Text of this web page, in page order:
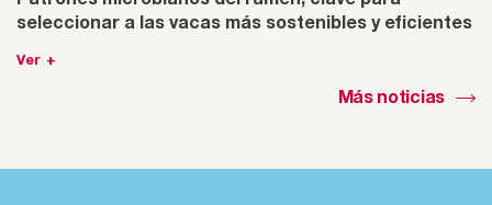
seleccionar a las vacas más sostenibles y eficientes
Ver +
Más noticias